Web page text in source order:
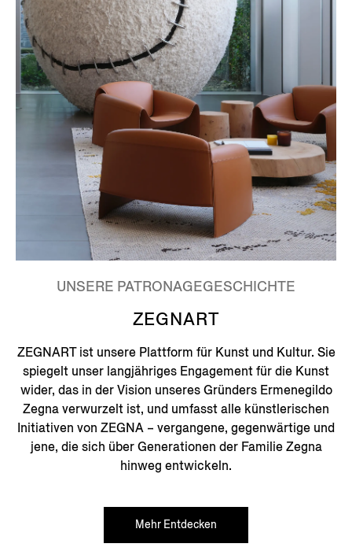
UNSERE PATRONAGEGESCHICHTE
ZEGNART
ZEGNART ist unsere Plattform für Kunst und Kultur. Sie
spiegelt unser langjähriges Engagement für die Kunst
wider, das in der Vision unseres Gründers Ermenegildo
Zegna verwurzelt ist, und umfasst alle künstlerischen
Initiativen von ZEGNA – vergangene, gegenwärtige und
jene, die sich über Generationen der Familie Zegna
hinweg entwickeln.
Mehr Entdecken